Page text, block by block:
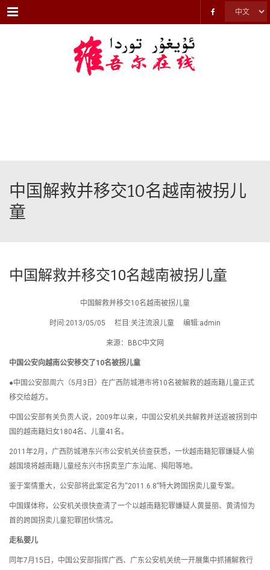
Menu
中国解救并移交10名越南被拐儿
童
中国解救并移交10名越南被拐儿童
中国解救并移交10名越南被拐儿童
时间:2013/05/05 栏目:关注流浪儿童 编辑:admin
来源：BBC中文网
中国公安向越南公安移交了10名被拐儿童
●中国公安部周六（5月3日）在广西防城港市将10名被解救的越南籍儿童正式
移交给越方。
中国公安部有关负责人说，2009年以来，中国公安机关共解救并送返被拐到中
国的越南籍妇女1804名、儿童41名。
2011年2月，广西防城港东兴市公安机关侦查获悉，一伙越南籍犯罪嫌疑人偷
越国境将越南籍儿童经东兴市拐卖至广东汕尾、揭阳等地。
鉴于案情重大，公安部将此案定名为“2011.6.8”特大跨国拐卖儿童专案。
中国媒体称，公安机关很快查清了一个以越南籍犯罪嫌疑人黄曼丽、黄清恒为
首的跨国拐卖儿童犯罪团伙情况。
走私婴儿
同年7月15日，中国公安部指挥广西、广东公安机关统一开展集中抓捕解救行